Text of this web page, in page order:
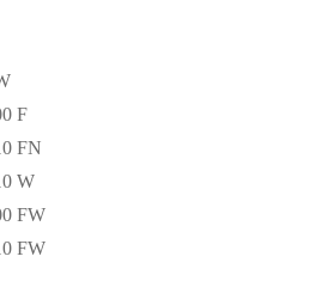
F
FN
W
FW
FW